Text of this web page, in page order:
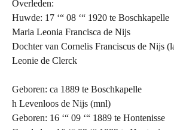
Overleden:
Huwde: 17 ‘“ 08 ‘“ 1920 te Boschkapelle
Maria Leonia Francisca de Nijs
Dochter van Cornelis Franciscus de Nijs
Leonie de Clerck
Geboren: ca 1889 te Boschkapelle
h Levenloos de Nijs (mnl)
Geboren: 16 ‘“ 09 ‘“ 1889 te Hontenisse